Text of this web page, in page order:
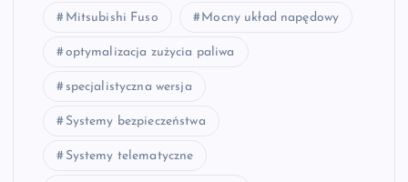
Mitsubishi Fuso Mocny układ napędowy
optymalizacja zużycia paliwa
specjalistyczna wersja
Systemy bezpieczeństwa
Systemy telematyczne